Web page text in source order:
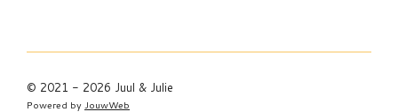
© 2021 - 2026 Juul & Julie
Powered by JouwWeb